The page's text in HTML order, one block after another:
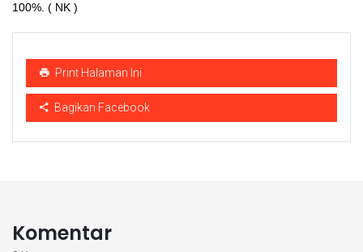
100%. ( NK )
Print Halaman Ini
Bagikan Facebook
Komentar